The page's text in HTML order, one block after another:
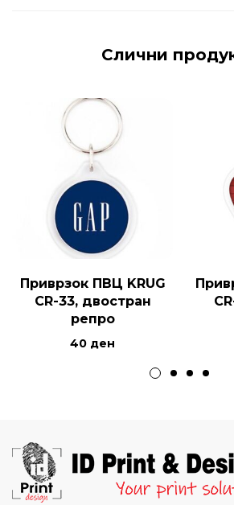
Слични
Приврзок ПВЦ KRUG
CR-33, двостран
репро
40 ден